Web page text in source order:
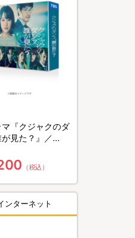
『クジャクのダ
見た？』／
（税込）
ンターネット